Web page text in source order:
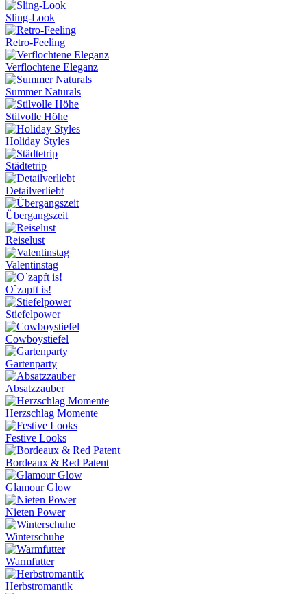
Sling-Look
Retro-Feeling
Verflochtene Eleganz
Summer Naturals
Stilvolle Höhe
Holiday Styles
Städtetrip
Detailverliebt
Übergangszeit
Reiselust
Valentinstag
O`zapft is!
Stiefelpower
Cowboystiefel
Gartenparty
Absatzzauber
Herzschlag Momente
Festive Looks
Bordeaux & Red Patent
Glamour Glow
Nieten Power
Winterschuhe
Warmfutter
Herbstromantik